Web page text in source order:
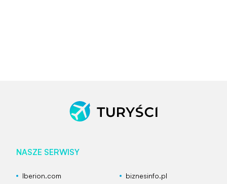
NASZE SERWISY
Iberion.com
biznesinfo.pl